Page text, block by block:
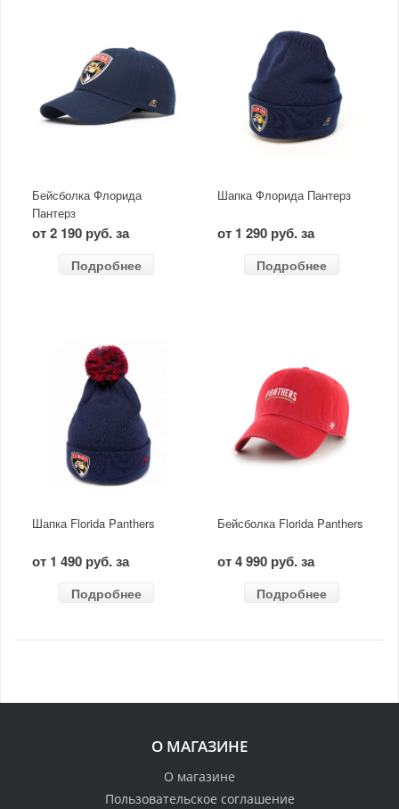
Бейсболка Флорида
Пантерз
от 2 190 руб. за
Подробнее
Шапка Флорида Пантерз
от 1 290 руб. за
Подробнее
Шапка Florida Panthers
от 1 490 руб. за
Подробнее
Бейсболка Florida Panthers
от 4 990 руб. за
Подробнее
О МАГАЗИНЕ
О магазине
Пользовательское соглашение